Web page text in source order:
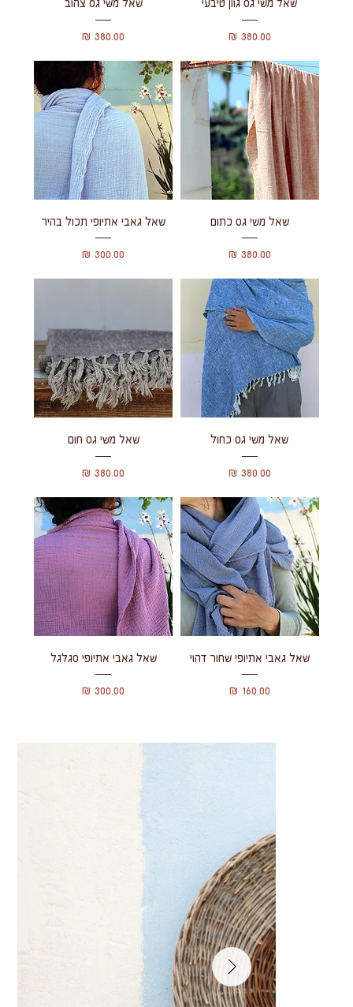
שאל משי גס גוון טיבעי
מחיר
שאל משי גס צהוב
מחיר
שאל משי גס כתום
מחיר
שאל גאבי אתיופי תכול בהיר
מחיר
שאל משי גס כחול
מחיר
שאל משי גס חום
מחיר
שאל גאבי אתיופי שחור דהוי
מחיר
שאל גאבי אתיופי סגלגל
מחיר